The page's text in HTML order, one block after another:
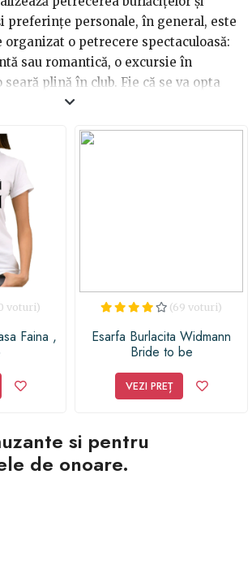
preferințe personale, în general, este
organizat o petrecere spectaculoasă:
sau romantică, o excursie în
plină în club. Fie că se va opta
romantică, în culori pastel -
sau chiar un week-end la festivalul
mirese, ținutele vestimentare
tricouri cu mesaje drăgălașe sau
să le cumperi prima dată, înainte
amuzante.
voturi)
Faina ,
(69 voturi)
Esarfa Burlacita Widmann
Bride to be
VEZI PREȚ
si pentru
de onoare.